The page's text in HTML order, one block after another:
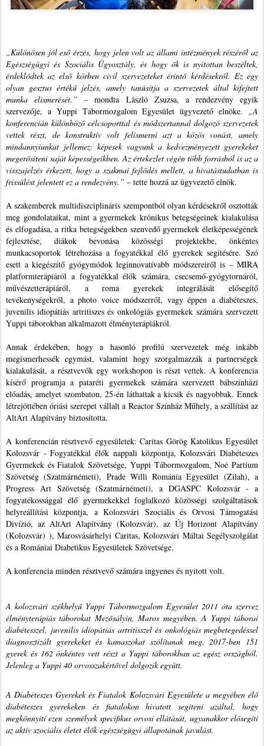
„Különösen jól eső érzés, hogy jelen volt az állami intézmények részéről az
Egészségügyi és Szociális Ügyosztály, és hogy ők is nyitottan beszéltek,
érdeklődtek az első körben civil szervezeteket érintő kérdésekről. Ez egy
olyan gesztus értékű jelzés, amely tanúsítja a szervezetek által kifejtett
munka elismerését.”– mondta László Zsuzsa, a rendezvény egyik
szervezője, a Yuppi Tábormozgalom Egyesület ügyvezető elnöke. „A
konferencián különböző célcsoporttal és módszertannal dolgozó szervezetek
vettek részt, de konstruktív volt felismerni azt a közös vonást, amely
mindannyiunkat jellemez: képesek vagyunk a kedvezményezett gyerekeket
megerősíteni saját képességeikben. Az értekezlet végén több forrásból is az a
visszajelzés érkezett, hogy a szakmai fejlődés mellett, a hivatástudatban is
frissülést jelentett ez a rendezvény.” – tette hozzá az ügyvezető elnök.
A szakemberek multidiszciplináris szempontból olyan kérdésekről osztották
meg gondolataikat, mint a gyermekek krónikus betegségeinek kialakulása
és elfogadása, a ritka betegségekben szenvedő gyermekek életképességének
fejlesztése, diákok bevonása közösségi projektekbe, önkéntes
munkacsoportok létrehozása a fogyatékkal élő gyerekek segítésére. Szó
esett a kiegészítő gyógymódok leginnovatívabb módszereiről is – MIRA
platformterápiáról a fogyatékkal élők számára, csecsemő-gyógytornáról,
művészetterápiáról, a roma gyerekek integrálását elősegítő
tevékenységekről, a photo voice módszerről, vagy éppen a diabéteszes,
juvenilis idiopátiás artritiszes és onkológiás gyermekek számára szervezett
Yuppi táborokban alkalmazott élményterápiákról.
Annak érdekében, hogy a hasonló profilú szervezetek még inkább
megismerhessék egymást, valamint hogy szorgalmazzák a partnerségek
kialakulását, a résztvevők egy workshopon is részt vettek. A konferencia
kísérő programja a pataréti gyermekek számára szervezett bábszínházi
előadás, amelyet szombaton, 25-én láthattak a kicsik és nagyobbak. Ennek
létrejöttében óriási szerepet vállalt a Reactor Színház Műhely, a szállítást az
AltArt Alapítvány biztosította.
A konferencián résztvevő egyesületek: Caritas Görög Katolikus Egyesület
Kolozsvár - Fogyatékkal élők nappali központja, Kolozsvári Diabéteszes
Gyermekek és Fiatalok Szövetsége, Yuppi Tábormozgalom, Noé Partium
Szövetség (Szatmárnémeti), Prade Willi Románia Egyesület (Zilah), a
Progress Art Szövetség (Szatmárnémeti), a DGASPC Kolozsvár - a
fogyatékossággal élő gyermekekkel foglalkozó közösségi szolgáltatások
helyreállítási központja, a Kolozsvári Szociális és Orvosi Támogatási
Divízió, az AltArt Alapítvány (Kolozsvár), az Új Horizont Alapítvány
(Kolozsvár) ), Marosvásárhelyi Caritas, Kolozsvári Máltai Segélyszolgálat
és a Romániai Diabetikus Egyesületek Szövetsége.
A konferencia minden résztvevő számára ingyenes és nyitott volt.
A kolozsvári székhelyű Yuppi Tábormozgalom Egyesület 2011 óta szervez
élményterápiás táborokat Mezősályin, Maros megyében. A Yuppi táborai
diabétesszel, juvenilis idiopátiás artritisszel és onkológiás megbetegedéssel
diagnosztizált gyerekeket és kamaszokat szólítanak meg. 2017-ben 151
gyerek és 162 önkéntes vett részt a Yuppi táborokban az egész országból.
Jelenleg a Yuppi 40 orvosszakértővel dolgozik együtt.
A Diabéteszes Gyerekek és Fiatalok Kolozsvári Egyesülete a megyében élő
diabéteszes gyerekeken és fiatalokon hivatott segíteni azáltal, hogy
megkönnyíti ezen személyek specifikus orvosi ellátását, ugyanakkor elősegíti
az aktív szociális életet élők egészségügyi állapotának javulást.